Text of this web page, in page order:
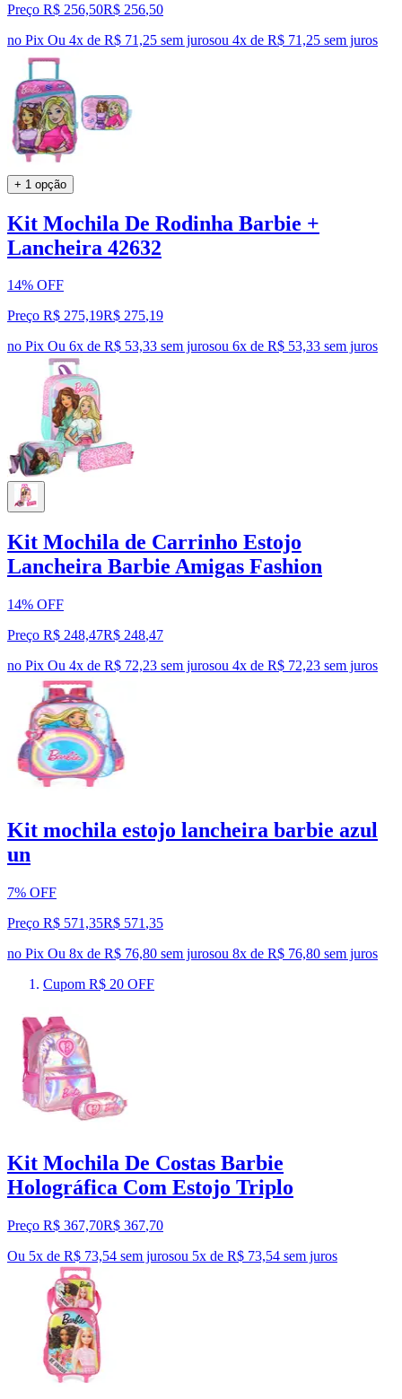
Preço R$ 256,50R$ 256,50
no Pix Ou 4x de R$ 71,25 sem jurosou 4x de R$ 71,25 sem juros
+ 1 opção
Kit Mochila De Rodinha Barbie +
Lancheira 42632
14% OFF
Preço R$ 275,19R$ 275,19
no Pix Ou 6x de R$ 53,33 sem jurosou 6x de R$ 53,33 sem juros
Kit Mochila de Carrinho Estojo
Lancheira Barbie Amigas Fashion
14% OFF
Preço R$ 248,47R$ 248,47
no Pix Ou 4x de R$ 72,23 sem jurosou 4x de R$ 72,23 sem juros
Kit mochila estojo lancheira barbie azul
un
7% OFF
Preço R$ 571,35R$ 571 ,35
no Pix Ou 8x de R$ 76,80 sem jurosou 8x de R$ 76,80 sem juros
Cupom R$ 20 OFF
Kit Mochila De Costas Barbie
Holográfica Com Estojo Triplo
Preço R$ 367,70R$ 367,70
Ou 5x de R$ 73,54 sem jurosou 5x de R$ 73,54 sem juros